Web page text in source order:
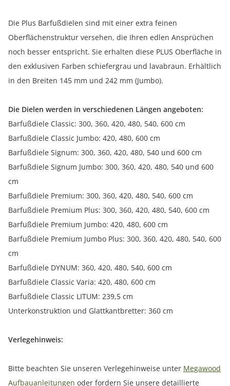
Die Plus Barfußdielen sind mit einer extra feinen
Oberflächenstruktur versehen, die Ihren edlen Ansprüchen
noch besser entspricht. Sie erhalten diese PLUS Oberfläche in
den exklusiven Farben schiefergrau und lavabraun. Erhältlich
in den Breiten 145 mm und 242 mm (Jumbo).
Die Dielen werden in verschiedenen Längen angeboten:
Barfußdiele Classic: 300, 360, 420, 480, 540, 600 cm
Barfußdiele Classic Jumbo: 420, 480, 600 cm
Barfußdiele Signum: 300, 360, 420, 480, 540 und 600 cm
Barfußdiele Signum Jumbo: 300, 360, 420, 480, 540 und 600
cm
Barfußdiele Premium: 300, 360, 420, 480, 540, 600 cm
Barfußdiele Premium Plus: 300, 360, 420, 480, 540, 600 cm
Barfußdiele Premium Jumbo: 420, 480, 600 cm
Barfußdiele Premium Jumbo Plus: 300, 360, 420, 480, 540, 600
cm
Barfußdiele DYNUM: 360, 420, 480, 540, 600 cm
Barfußdiele Classic Varia: 420, 480, 600 cm
Barfußdiele Classic LITUM: 239,5 cm
Unterkonstruktion und Glattkantbretter: 360 cm
Verlegehinweis:
Bitte beachten Sie unseren Verlegehinweise unter Megawood
Aufbauanleitungen oder fordern Sie unsere detaillierte